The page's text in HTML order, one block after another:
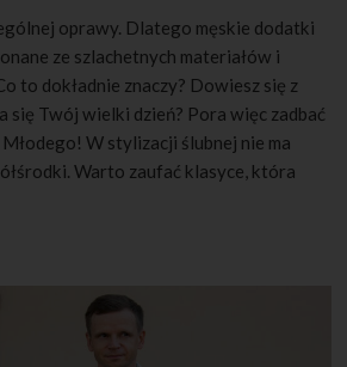
oprawy. Dlatego męskie dodatki
ze szlachetnych materiałów i
to dokładnie znaczy? Dowiesz się z
się Twój wielki dzień? Pora więc zadbać
W stylizacji ślubnej nie ma
Warto zaufać klasyce, która